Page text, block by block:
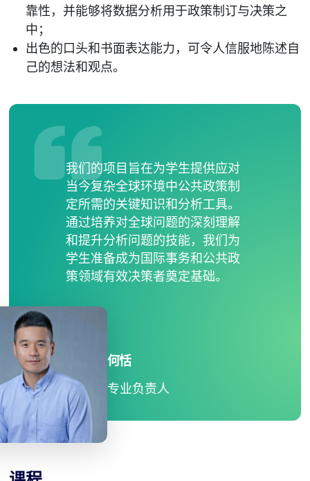
靠性，并能够将数据分析用于政策制订与决策之
中；
出色的口头和书面表达能力，可令人信服地陈述自
己的想法和观点。
我们的项目旨在为学生提供应对
当今复杂全球环境中公共政策制
定所需的关键知识和分析工具。
通过培养对全球问题的深刻理解
和提升分析问题的技能，我们为
学生准备成为国际事务和公共政
策领域有效决策者奠定基础。
何恬
专业负责人